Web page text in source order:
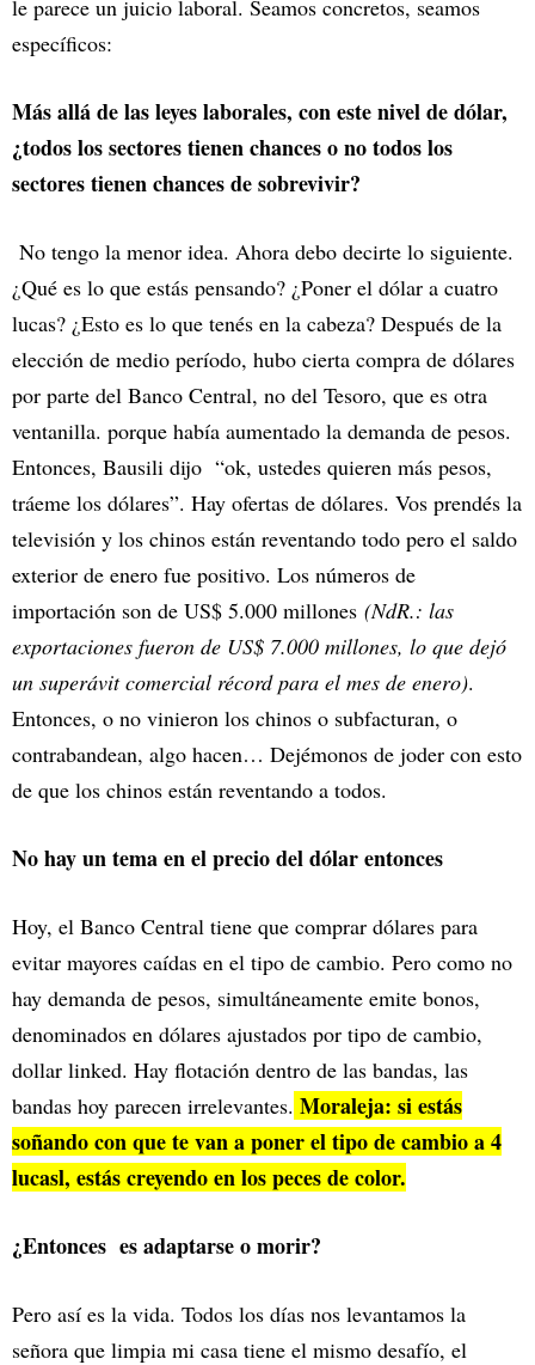
le parece un juicio laboral. Seamos concretos, seamos
específicos:
Más allá de las leyes laborales, con este nivel de dólar,
¿todos los sectores tienen chances o no todos los
sectores tienen chances de sobrevivir?
No tengo la menor idea. Ahora debo decirte lo siguiente.
¿Qué es lo que estás pensando? ¿Poner el dólar a cuatro
lucas? ¿Esto es lo que tenés en la cabeza? Después de la
elección de medio período, hubo cierta compra de dólares
por parte del Banco Central, no del Tesoro, que es otra
ventanilla. porque había aumentado la demanda de pesos.
Entonces, Bausili dijo “ok, ustedes quieren más pesos,
tráeme los dólares”. Hay ofertas de dólares. Vos prendés la
televisión y los chinos están reventando todo pero el saldo
exterior de enero fue positivo. Los números de
importación son de US$ 5.000 millones (NdR.: las
exportaciones fueron de US$ 7.000 millones, lo que dejó
un superávit comercial récord para el mes de enero).
Entonces, o no vinieron los chinos o subfacturan, o
contrabandean, algo hacen… Dejémonos de joder con esto
de que los chinos están reventando a todos.
No hay un tema en el precio del dólar entonces
Hoy, el Banco Central tiene que comprar dólares para
evitar mayores caídas en el tipo de cambio. Pero como no
hay demanda de pesos, simultáneamente emite bonos,
denominados en dólares ajustados por tipo de cambio,
dollar linked. Hay flotación dentro de las bandas, las
bandas hoy parecen irrelevantes. Moraleja: si estás
soñando con que te van a poner el tipo de cambio a 4
lucasl, estás creyendo en los peces de color.
¿Entonces es adaptarse o morir?
Pero así es la vida. Todos los días nos levantamos la
señora que limpia mi casa tiene el mismo desafío, el